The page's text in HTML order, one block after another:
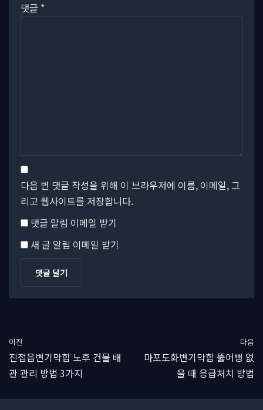
댓글 *
다음 번 댓글 작성을 위해 이 브라우저에 이름, 이메일, 그
리고 웹사이트를 저장합니다.
댓글 알림 이메일 받기
새 글 알림 이메일 받기
이전
진접읍변기막힘 노후 건물 배
관 관리 방법 3가지
다음
마포도화변기막힘 뚫어뻥 없
을 때 응급처치 방법